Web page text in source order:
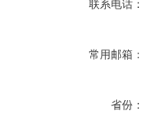
联系电话：
常用邮箱：
省份：